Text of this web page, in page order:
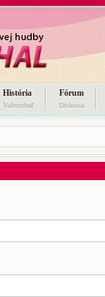
História
Videorohaľ
Fórum
Diskusia